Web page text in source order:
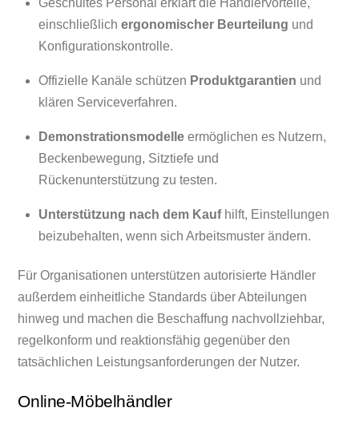
einschließlich ergonomischer Beurteilung und
Konfigurationskontrolle.
Offizielle Kanäle schützen Produktgarantien und
klären Serviceverfahren.
Demonstrationsmodelle ermöglichen es Nutzern,
Beckenbewegung, Sitztiefe und
Rückenunterstützung zu testen.
Unterstützung nach dem Kaufhilft, Einstellungen
beizubehalten, wenn sich Arbeitsmuster ändern.
Für Organisationen unterstützen autorisierte Händler
außerdem einheitliche Standards über Abteilungen
hinweg und machen die Beschaffung nachvollziehbar,
regelkonform und reaktionsfähig gegenüber den
tatsächlichen Leistungsanforderungen der Nutzer.
Online-Möbelhändler